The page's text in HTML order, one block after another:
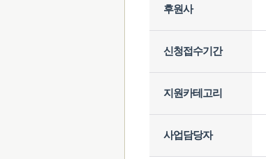
후원사
신청접수기간
지원카테고리
사업담당자